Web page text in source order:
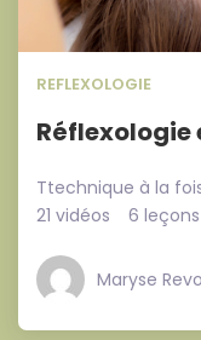
REFLEXOLOGIE
Ttechnique à la
21 vidéos
6 leçons
Maryse